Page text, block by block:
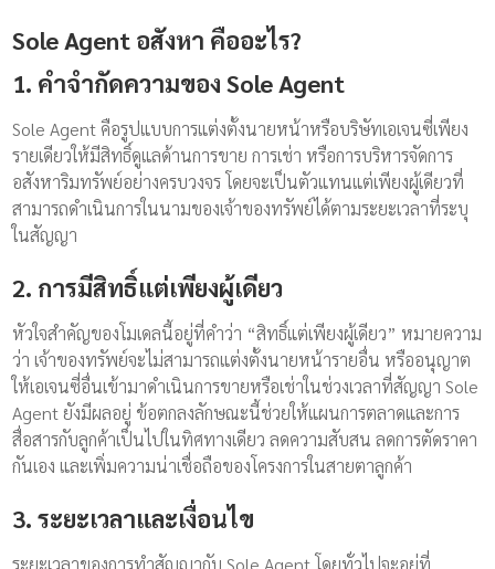
Sole Agent อสังหา คืออะไร?
1. คำจำกัดความของ Sole Agent
Sole Agent คือรูปแบบการแต่งตั้งนายหน้าหรือบริษัทเอเจนซี่เพียง
รายเดียวให้มีสิทธิ์ดูแลด้านการขาย การเช่า หรือการบริหารจัดการ
อสังหาริมทรัพย์อย่างครบวงจร โดยจะเป็นตัวแทนแต่เพียงผู้เดียวที่
สามารถดำเนินการในนามของเจ้าของทรัพย์ได้ตามระยะเวลาที่ระบุ
ในสัญญา
2. การมีสิทธิ์แต่เพียงผู้เดียว
หัวใจสำคัญของโมเดลนี้อยู่ที่คำว่า “สิทธิ์แต่เพียงผู้เดียว” หมายความ
ว่า เจ้าของทรัพย์จะไม่สามารถแต่งตั้งนายหน้ารายอื่น หรืออนุญาต
ให้เอเจนซี่อื่นเข้ามาดำเนินการขายหรือเช่าในช่วงเวลาที่สัญญา Sole
Agent ยังมีผลอยู่ ข้อตกลงลักษณะนี้ช่วยให้แผนการตลาดและการ
สื่อสารกับลูกค้าเป็นไปในทิศทางเดียว ลดความสับสน ลดการตัดราคา
กันเอง และเพิ่มความน่าเชื่อถือของโครงการในสายตาลูกค้า
3. ระยะเวลาและเงื่อนไข
ระยะเวลาของการทำสัญญากับ Sole Agent โดยทั่วไปจะอยู่ที่